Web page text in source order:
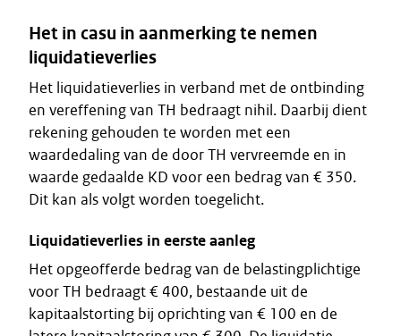
Het in casu in aanmerking te nemen
liquidatieverlies
Het liquidatieverlies in verband met de ontbinding
en vereffening van TH bedraagt nihil. Daarbij dient
rekening gehouden te worden met een
waardedaling van de door TH vervreemde en in
waarde gedaalde KD voor een bedrag van € 350.
Dit kan als volgt worden toegelicht.
Liquidatieverlies in eerste aanleg
Het opgeofferde bedrag van de belastingplichtige
voor TH bedraagt € 400, bestaande uit de
kapitaalstorting bij oprichting van € 100 en de